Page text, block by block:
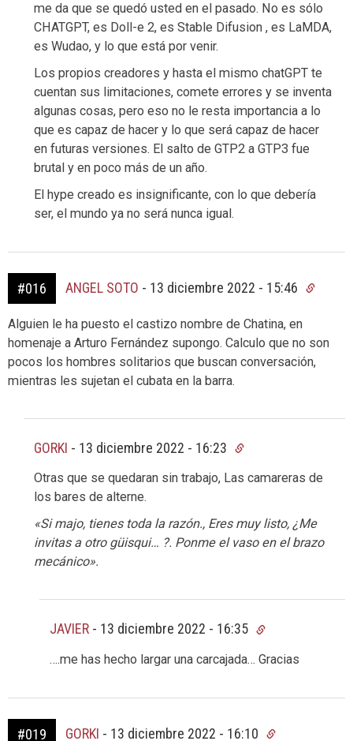
me da que se quedó usted en el pasado. No es sólo
CHATGPT, es Doll-e 2, es Stable Difusion , es LaMDA,
es Wudao, y lo que está por venir.
Los propios creadores y hasta el mismo chatGPT te
cuentan sus limitaciones, comete errores y se inventa
algunas cosas, pero eso no le resta importancia a lo
que es capaz de hacer y lo que será capaz de hacer
en futuras versiones. El salto de GTP2 a GTP3 fue
brutal y en poco más de un año.
El hype creado es insignificante, con lo que debería
ser, el mundo ya no será nunca igual.
#016 ANGEL SOTO - 13 diciembre 2022 - 15:46
Alguien le ha puesto el castizo nombre de Chatina, en
homenaje a Arturo Fernández supongo. Calculo que no son
pocos los hombres solitarios que buscan conversación,
mientras les sujetan el cubata en la barra.
GORKI - 13 diciembre 2022 - 16:23
Otras que se quedaran sin trabajo, Las camareras de
los bares de alterne.
«Si majo, tienes toda la razón., Eres muy listo, ¿Me
invitas a otro güisqui… ?. Ponme el vaso en el brazo
mecánico».
JAVIER - 13 diciembre 2022 - 16:35
….me has hecho largar una carcajada… Gracias
#019 GORKI - 13 diciembre 2022 - 16:10